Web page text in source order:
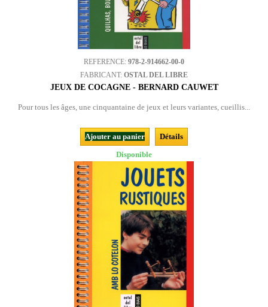
REFERENCE: 978-2-914662-00-0
FABRICANT: OSTAL DEL LIBRE
JEUX DE COCAGNE - BERNARD CAUWET
Pour tous les âges, une cinquantaine de jeux et leurs variantes, cueillis...
Ajouter au panier
Détails
Disponible